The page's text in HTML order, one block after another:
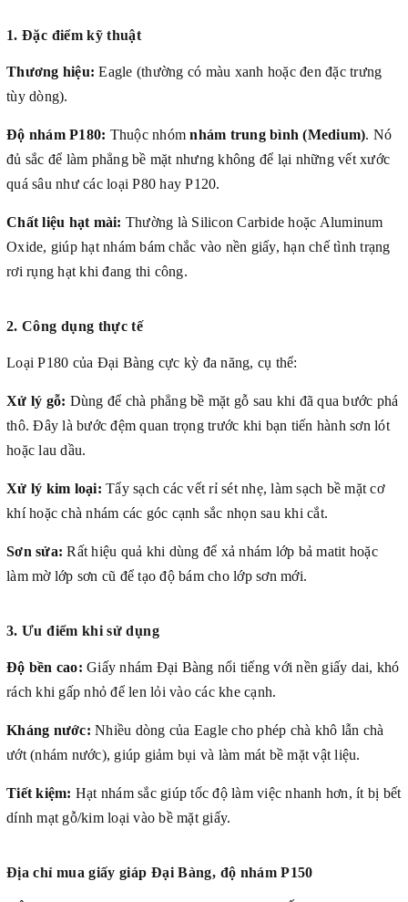
1. Đặc điểm kỹ thuật
Thương hiệu: Eagle (thường có màu xanh hoặc đen đặc trưng
tùy dòng).
Độ nhám P180: Thuộc nhómnhám trung bình (Medium). Nó
đủ sắc để làm phẳng bề mặt nhưng không để lại những vết xước
quá sâu như các loại P80 hay P120.
Chất liệu hạt mài: Thường là Silicon Carbide hoặc Aluminum
Oxide, giúp hạt nhám bám chắc vào nền giấy, hạn chế tình trạng
rơi rụng hạt khi đang thi công.
2. Công dụng thực tế
Loại P180 của Đại Bàng cực kỳ đa năng, cụ thể:
Xử lý gỗ: Dùng để chà phẳng bề mặt gỗ sau khi đã qua bước phá
thô. Đây là bước đệm quan trọng trước khi bạn tiến hành sơn lót
hoặc lau dầu.
Xử lý kim loại: Tẩy sạch các vết rỉ sét nhẹ, làm sạch bề mặt cơ
khí hoặc chà nhám các góc cạnh sắc nhọn sau khi cắt.
Sơn sửa: Rất hiệu quả khi dùng để xả nhám lớp bả matit hoặc
làm mờ lớp sơn cũ để tạo độ bám cho lớp sơn mới.
3. Ưu điểm khi sử dụng
Độ bền cao: Giấy nhám Đại Bàng nổi tiếng với nền giấy dai, khó
rách khi gấp nhỏ để len lỏi vào các khe cạnh.
Kháng nước: Nhiều dòng của Eagle cho phép chà khô lẫn chà
ướt (nhám nước), giúp giảm bụi và làm mát bề mặt vật liệu.
Tiết kiệm: Hạt nhám sắc giúp tốc độ làm việc nhanh hơn, ít bị bết
dính mạt gỗ/kim loại vào bề mặt giấy.
Địa chỉ muagiấy giáp Đại Bàng, độ nhám P150